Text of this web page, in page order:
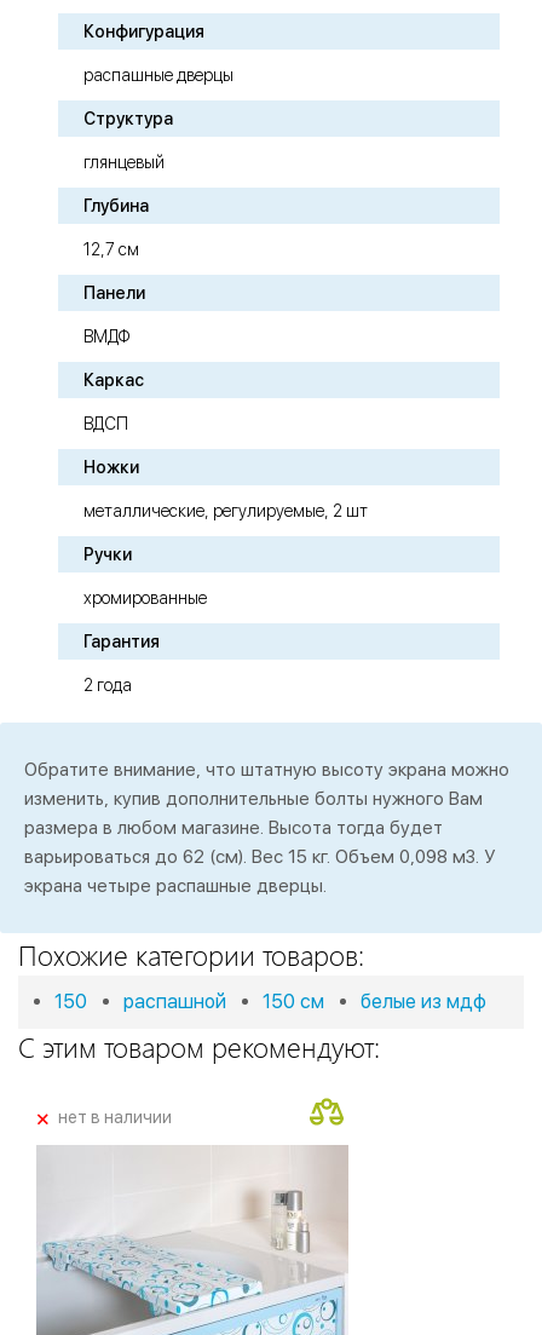
Конфигурация
распашные дверцы
Структура
глянцевый
Глубина
12,7 см
Панели
ВМДФ
Каркас
ВДСП
Ножки
металлические, регулируемые, 2 шт
Ручки
хромированные
Гарантия
2 года
Обратите внимание, что штатную высоту экрана можно
изменить, купив дополнительные болты нужного Вам
размера в любом магазине. Высота тогда будет
варьироваться до 62 (см). Вес 15 кг. Объем 0,098 м3. У
экрана четыре распашные дверцы.
Похожие категории товаров:
150 распашной 150 см белые из мдф
С этим товаром рекомендуют:
+нет в наличии